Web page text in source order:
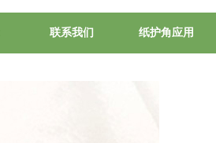
联系我们 纸护角应用